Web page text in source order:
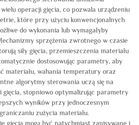
operacji gięcia, co pozwala urządzeniu
które przy użyciu konwencjonalnych
do wykonania lub wymagałyby
sprzężenia zwrotnego w czasie
siły gięcia, przemieszczenia materiału
dostosowując parametry, aby
materiału, wahania temperatury oraz
algorytmy sterowania uczą się na
gięcia, stopniowo optymalizując parametry
wyników przy jednoczesnym
zużycia materiału.
gięcia mogą być natychmiast zapisywane i